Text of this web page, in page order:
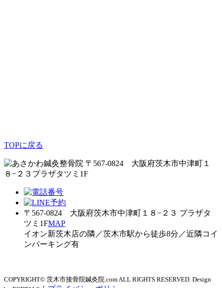
TOPに戻る
〒567-0824 大阪府茨木市中津町１
８−２３プラザタツミ1F
〒567-0824 大阪府茨木市中津町１８−２３ プラザタ
ツミ1FMAP
イオン新茨木店の隣／茨木市駅から徒歩8分／近隣コイ
ンパーキング有
COPYRIGHT© 茨木市接骨院鍼灸院.com ALL RIGHTS RESERVED. Design